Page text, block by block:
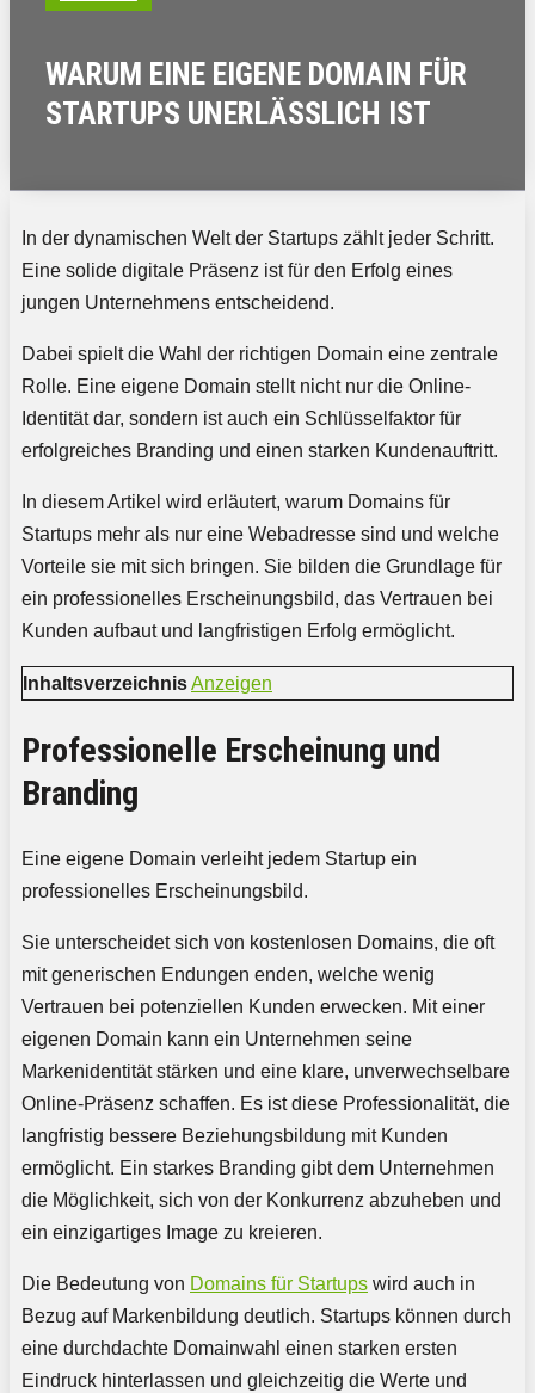
WARUM EINE EIGENE DOMAIN FÜR
STARTUPS UNERLÄSSLICH IST
In der dynamischen Welt der Startups zählt jeder Schritt.
Eine solide digitale Präsenz ist für den Erfolg eines
jungen Unternehmens entscheidend.
Dabei spielt die Wahl der richtigen Domain eine zentrale
Rolle. Eine eigene Domain stellt nicht nur die Online-
Identität dar, sondern ist auch ein Schlüsselfaktor für
erfolgreiches Branding und einen starken Kundenauftritt.
In diesem Artikel wird erläutert, warum Domains für
Startups mehr als nur eine Webadresse sind und welche
Vorteile sie mit sich bringen. Sie bilden die Grundlage für
ein professionelles Erscheinungsbild, das Vertrauen bei
Kunden aufbaut und langfristigen Erfolg ermöglicht.
InhaltsverzeichnisAnzeigen
Professionelle Erscheinung und
Branding
Eine eigene Domain verleiht jedem Startup ein
professionelles Erscheinungsbild.
Sie unterscheidet sich von kostenlosen Domains, die oft
mit generischen Endungen enden, welche wenig
Vertrauen bei potenziellen Kunden erwecken. Mit einer
eigenen Domain kann ein Unternehmen seine
Markenidentität stärken und eine klare, unverwechselbare
Online-Präsenz schaffen. Es ist diese Professionalität, die
langfristig bessere Beziehungsbildung mit Kunden
ermöglicht. Ein starkes Branding gibt dem Unternehmen
die Möglichkeit, sich von der Konkurrenz abzuheben und
ein einzigartiges Image zu kreieren.
Die Bedeutung von Domains für Startups wird auch in
Bezug auf Markenbildung deutlich. Startups können durch
eine durchdachte Domainwahl einen starken ersten
Eindruck hinterlassen und gleichzeitig die Werte und